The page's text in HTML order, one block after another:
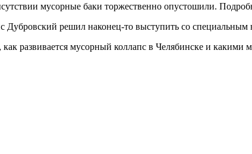
мусорные баки торжественно опустошили.
Дубровский решил наконец-то выступить со
развивается мусорный коллапс в Челябинске и какими